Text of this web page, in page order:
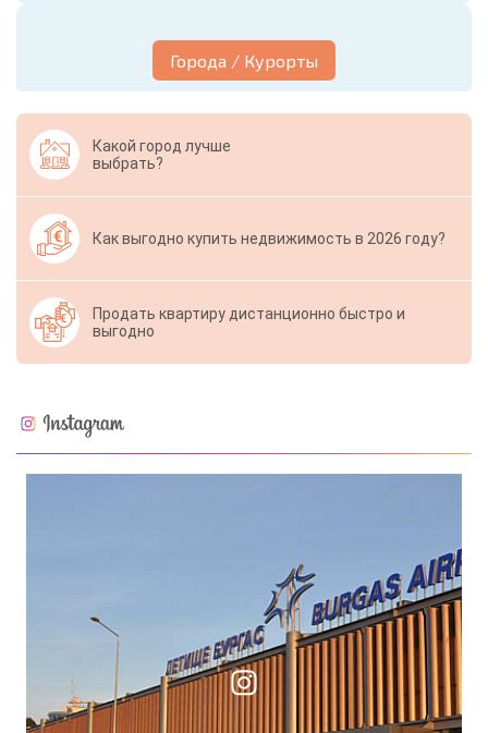
Города / Курорты
Какой город лучше
выбрать?
Как выгодно купить недвижимость в 2026 году?
Продать квартиру дистанционно быстро и
выгодно